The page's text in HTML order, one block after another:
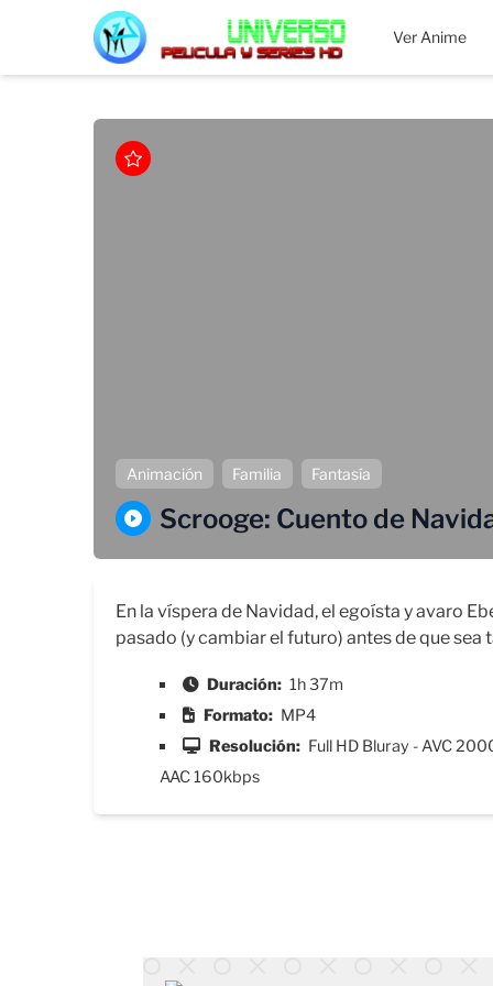
MEGAUNIVERSO Ver Anime
Animación Familia Fantasía
Scrooge: Cuento de
En la víspera de Navidad, el egoísta y avaro
pasado (y cambiar el futuro) antes de que sea
Duración: 1h 37m
Formato: MP4
Resolución: Full HD Bluray - AVC
AAC 160kbps